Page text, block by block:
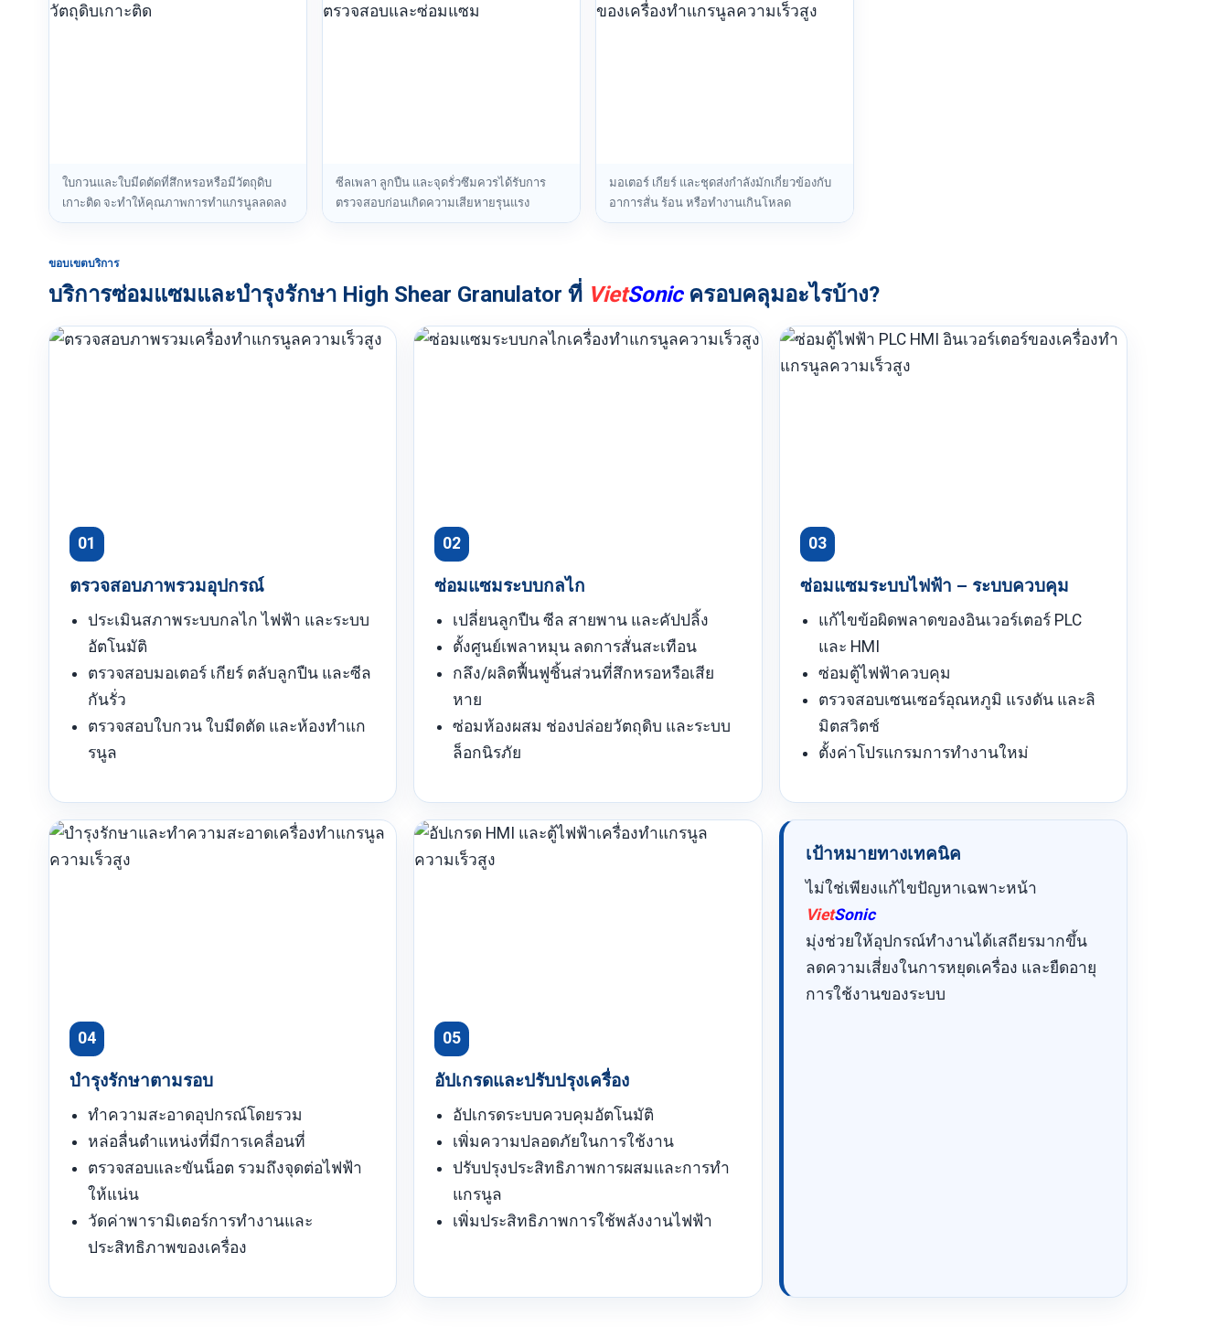
ใบกวนและใบมีดตัดที่สึกหรอหรือมีวัตถุดิบ
เกาะติด จะทำให้คุณภาพการทำแกรนูลลดลง
ซีลเพลา ลูกปืน และจุดรั่วซึมควรได้รับการ
ตรวจสอบก่อนเกิดความเสียหายรุนแรง
มอเตอร์ เกียร์ และชุดส่งกำลังมักเกี่ยวข้องกับ
อาการสั่น ร้อน หรือทำงานเกินโหลด
ขอบเขตบริการ
บริการซ่อมแซมและบำรุงรักษา High Shear Granulator ที่ VietSonicครอบคลุมอะไรบ้าง?
01
ตรวจสอบภาพรวมอุปกรณ์
ประเมินสภาพระบบกลไก ไฟฟ้า และระบบ
อัตโนมัติ
ตรวจสอบมอเตอร์ เกียร์ ตลับลูกปืน และซีล
กันรั่ว
ตรวจสอบใบกวน ใบมีดตัด และห้องทำแก
รนูล
02
ซ่อมแซมระบบกลไก
เปลี่ยนลูกปืน ซีล สายพาน และคัปปลิ้ง
ตั้งศูนย์เพลาหมุน ลดการสั่นสะเทือน
กลึง/ผลิตฟื้นฟูชิ้นส่วนที่สึกหรอหรือเสีย
หาย
ซ่อมห้องผสม ช่องปล่อยวัตถุดิบ และระบบ
ล็อกนิรภัย
03
ซ่อมแซมระบบไฟฟ้า – ระบบควบคุม
แก้ไขข้อผิดพลาดของอินเวอร์เตอร์ PLC
และ HMI
ซ่อมตู้ไฟฟ้าควบคุม
ตรวจสอบเซนเซอร์อุณหภูมิ แรงดัน และลิ
มิตสวิตช์
ตั้งค่าโปรแกรมการทำงานใหม่
04
บำรุงรักษาตามรอบ
ทำความสะอาดอุปกรณ์โดยรวม
หล่อลื่นตำแหน่งที่มีการเคลื่อนที่
ตรวจสอบและขันน็อต รวมถึงจุดต่อไฟฟ้า
ให้แน่น
วัดค่าพารามิเตอร์การทำงานและ
ประสิทธิภาพของเครื่อง
05
อัปเกรดและปรับปรุงเครื่อง
อัปเกรดระบบควบคุมอัตโนมัติ
เพิ่มความปลอดภัยในการใช้งาน
ปรับปรุงประสิทธิภาพการผสมและการทำ
แกรนูล
เพิ่มประสิทธิภาพการใช้พลังงานไฟฟ้า
เป้าหมายทางเทคนิค
ไม่ใช่เพียงแก้ไขปัญหาเฉพาะหน้า
VietSonic
มุ่งช่วยให้อุปกรณ์ทำงานได้เสถียรมากขึ้น
ลดความเสี่ยงในการหยุดเครื่อง และยืดอายุ
การใช้งานของระบบ